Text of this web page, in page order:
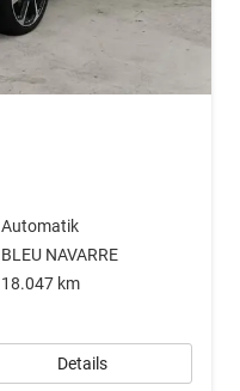
Automatik
BLEU NAVARRE
18.047 km
Details